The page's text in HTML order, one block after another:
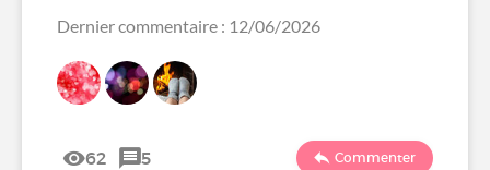
Dernier commentaire : 12/06/2026
62 5 Commenter